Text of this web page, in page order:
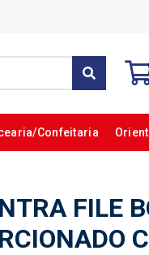
Confeitaria
FILE